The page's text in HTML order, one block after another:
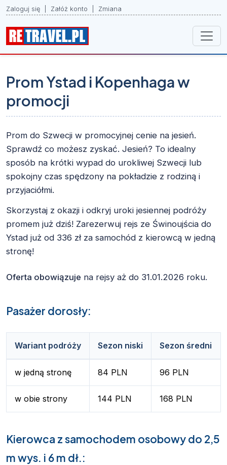
Zaloguj się Załóż konto Zmiana
Prom Ystad i Kopenhaga w
promocji
Prom do Szwecji w promocyjnej cenie na jesień.
Sprawdź co możesz zyskać. Jesień? To idealny
sposób na krótki wypad do urokliwej Szwecji lub
spokojny czas spędzony na pokładzie z rodziną i
przyjaciółmi.
Skorzystaj z okazji i odkryj uroki jesiennej podróży
promem już dziś! Zarezerwuj rejs ze Świnoujścia do
Ystad już od 336 zł za samochód z kierowcą w jedną
stronę!
Oferta obowiązuje na rejsy aż do 31.01.2026 roku.
Pasażer dorosły:
Wariant podróży Sezon niski Sezon średni
w jedną stronę 84 PLN 96 PLN
w obie strony 144 PLN 168 PLN
Kierowca z samochodem osobowy do 2,5
m wys. i 6 m dł.: